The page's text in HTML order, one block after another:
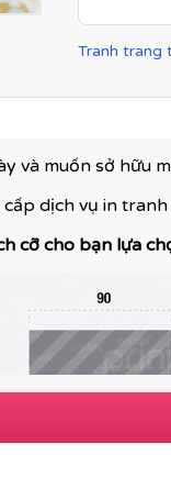
Tranh trang
và muốn sở hữu
dịch vụ in
cỡ cho bạn lựa